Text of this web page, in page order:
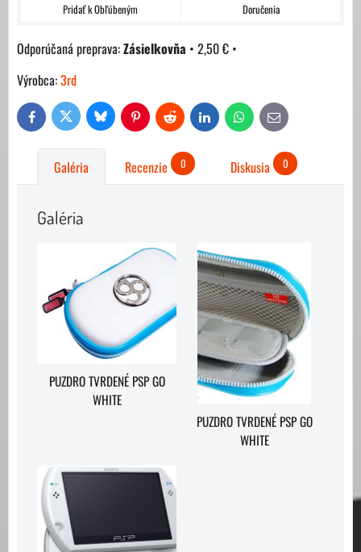
Pridať k Obľúbeným Doručenia
Zásielkovňa • 2,50 € •
Výrobca:3rd
FacebookTwitter Bluesky PinterestReddit LinkedIn WhatsAppE-
mail
Galéria Recenzie 0 Diskusia 0
Galéria
PUZDRO TVRDENÉ PSP GO
WHITE
PUZDRO TVRDENÉ PSP GO
WHITE